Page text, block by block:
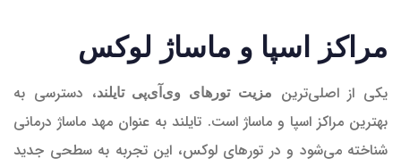
مراکز اسپا و ماساژ لوکس
یکی از اصلی‌ترین مزیت تورهای وی‌آی‌پی تایلند، دسترسی به
بهترین مراکز اسپا و ماساژ است. تایلند به عنوان مهد ماساژ درمانی
شناخته می‌شود و در تورهای لوکس، این تجربه به سطحی جدید